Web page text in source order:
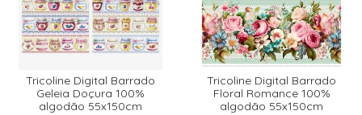
Tricoline Digital Barrado
Geleia Doçura 100%
algodão 55x150cm
Tricoline Digital Barrado
Floral Romance 100%
algodão 55x150cm